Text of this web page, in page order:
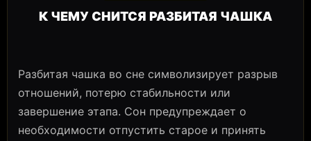
К ЧЕМУ СНИТСЯ РАЗБИТАЯ ЧАШКА
Разбитая чашка во сне символизирует разрыв
отношений, потерю стабильности или
завершение этапа. Сон предупреждает о
необходимости отпустить старое и принять